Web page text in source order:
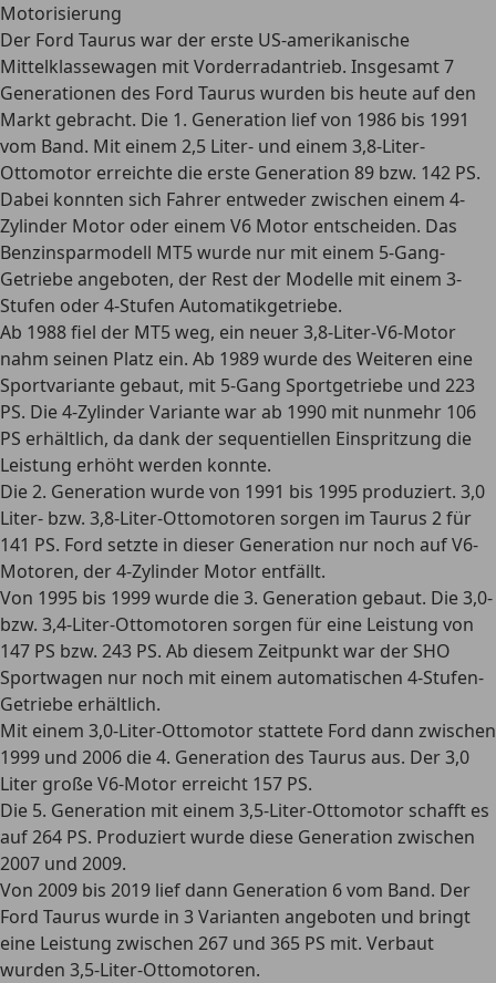
Motorisierung
Der Ford Taurus war der erste US-amerikanische
Mittelklassewagen mit Vorderradantrieb. Insgesamt 7
Generationen des Ford Taurus wurden bis heute auf den
Markt gebracht. Die 1. Generation lief von 1986 bis 1991
vom Band. Mit einem 2,5 Liter- und einem 3,8-Liter-
Ottomotor erreichte die erste Generation 89 bzw. 142 PS.
Dabei konnten sich Fahrer entweder zwischen einem 4-
Zylinder Motor oder einem V6 Motor entscheiden. Das
Benzinsparmodell MT5 wurde nur mit einem 5-Gang-
Getriebe angeboten, der Rest der Modelle mit einem 3-
Stufen oder 4-Stufen Automatikgetriebe.
Ab 1988 fiel der MT5 weg, ein neuer 3,8-Liter-V6-Motor
nahm seinen Platz ein. Ab 1989 wurde des Weiteren eine
Sportvariante gebaut, mit 5-Gang Sportgetriebe und 223
PS. Die 4-Zylinder Variante war ab 1990 mit nunmehr 106
PS erhältlich, da dank der sequentiellen Einspritzung die
Leistung erhöht werden konnte.
Die 2. Generation wurde von 1991 bis 1995 produziert. 3,0
Liter- bzw. 3,8-Liter-Ottomotoren sorgen im Taurus 2 für
141 PS. Ford setzte in dieser Generation nur noch auf V6-
Motoren, der 4-Zylinder Motor entfällt.
Von 1995 bis 1999 wurde die 3. Generation gebaut. Die 3,0-
bzw. 3,4-Liter-Ottomotoren sorgen für eine Leistung von
147 PS bzw. 243 PS. Ab diesem Zeitpunkt war der SHO
Sportwagen nur noch mit einem automatischen 4-Stufen-
Getriebe erhältlich.
Mit einem 3,0-Liter-Ottomotor stattete Ford dann zwischen
1999 und 2006 die 4. Generation des Taurus aus. Der 3,0
Liter große V6-Motor erreicht 157 PS.
Die 5. Generation mit einem 3,5-Liter-Ottomotor schafft es
auf264 PS. Produziert wurde diese Generation zwischen
2007 und 2009.
Von 2009 bis 2019 lief dann Generation 6 vom Band. Der
Ford Taurus wurde in 3 Varianten angeboten und bringt
eine Leistung zwischen 267 und 365 PS mit. Verbaut
wurden 3,5-Liter-Ottomotoren.